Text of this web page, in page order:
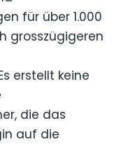
für über 1.000
grosszügigeren
erstellt keine
die das
auf die